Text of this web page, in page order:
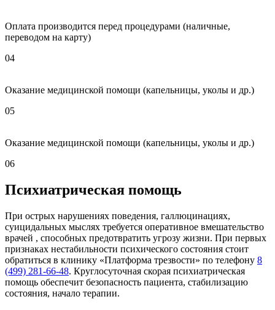
Оплата производится перед процедурами (наличные,
переводом на карту)
04
Оказание медицинской помощи (капельницы, уколы и др.)
05
Оказание медицинской помощи (капельницы, уколы и др.)
06
Психиатрическая помощь
При острых нарушениях поведения, галлюцинациях,
суицидальных мыслях требуется оперативное вмешательство
врачей , способных предотвратить угрозу жизни. При первых
признаках нестабильности психического состояния стоит
обратиться в клинику «Платформа трезвости» по телефону 8
(499) 281-66-48. Круглосуточная скорая психиатрическая
помощь обеспечит безопасность пациента, стабилизацию
состояния, начало терапии.